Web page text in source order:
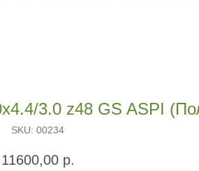
3.0 z48 GS ASPI
SKU: 00234
11600,00 р.